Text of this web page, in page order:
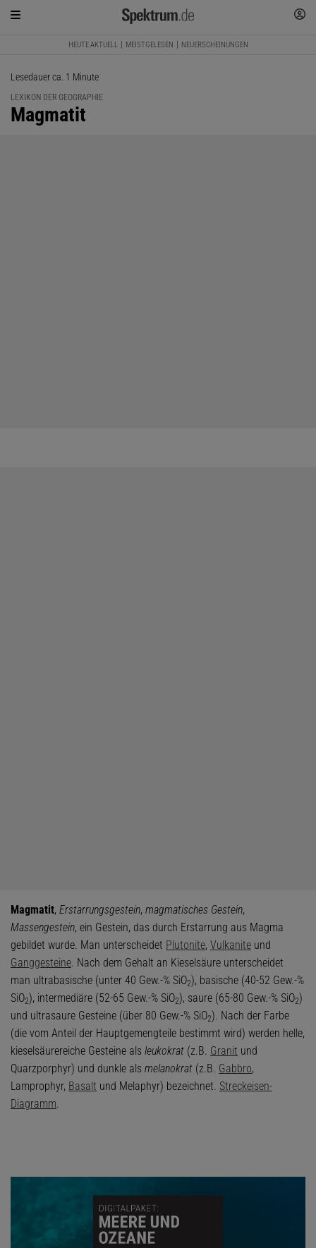
HEUTE AKTUELL MEISTGELESEN NEUERSCHEINUNGEN
Lesedauer ca. 1 Minute
LEXIKON DER GEOGRAPHIE
:
Magmatit
Magmatit, Erstarrungsgestein, magmatisches Gestein,
Massengestein, ein Gestein, das durch Erstarrung aus Magma
gebildet wurde. Man unterscheidet Plutonite, Vulkanite und
Ganggesteine. Nach dem Gehalt an Kieselsäure unterscheidet
man ultrabasische (unter 40 Gew.-% SiO2), basische (40-52 Gew.-%
SiO2), intermediäre (52-65 Gew.-% SiO2), saure (65-80 Gew.-% SiO2)
und ultrasaure Gesteine (über 80 Gew.-% SiO2). Nach der Farbe
(die vom Anteil der Hauptgemengteile bestimmt wird) werden helle,
kieselsäurereiche Gesteine als leukokrat (z.B. Granit und
Quarzporphyr) und dunkle als melanokrat (z.B. Gabbro,
Lamprophyr, Basalt und Melaphyr) bezeichnet. Streckeisen-
Diagramm.